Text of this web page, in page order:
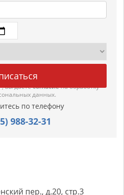
вы даетесогласиена обработку
данных.
по телефону
988-32-31
пер., д.20, стр.3